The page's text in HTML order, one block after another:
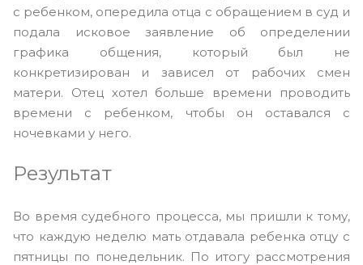
с ребенком, опередила отца с обращением в суд и
подала исковое заявление об определении
графика общения, который был не
конкретизирован и зависел от рабочих смен
матери. Отец хотел больше времени проводить
времени с ребенком, чтобы он оставался с
ночевками у него.
Результат
Во время судебного процесса, мы пришли к тому,
что каждую неделю мать отдавала ребенка отцу с
пятницы по понедельник. По итогу рассмотрения